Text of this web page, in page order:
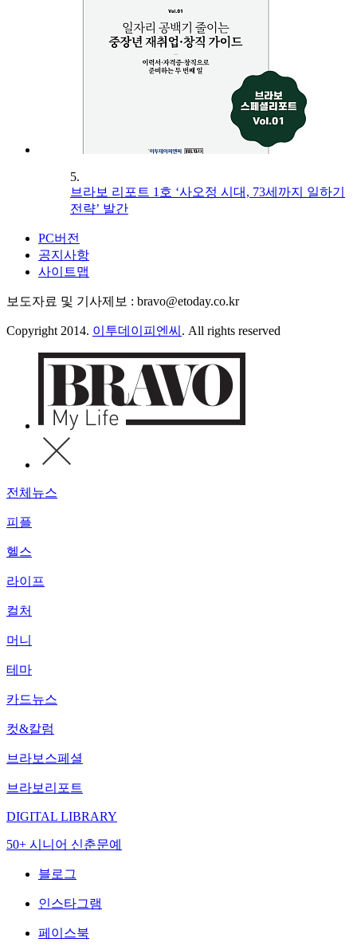
5.
브라보 리포트 1호 ‘사오정 시대, 73세까지 일하기
전략’ 발간
PC버전
공지사항
사이트맵
보도자료 및 기사제보 : bravo@etoday.co.kr
Copyright 2014. 이투데이피엔씨 . All rights reserved
전체뉴스
피플
헬스
라이프
컬처
머니
테마
카드뉴스
컷&칼럼
브라보스페셜
브라보리포트
DIGITAL LIBRARY
50+ 시니어 신춘문예
블로그
인스타그램
페이스북